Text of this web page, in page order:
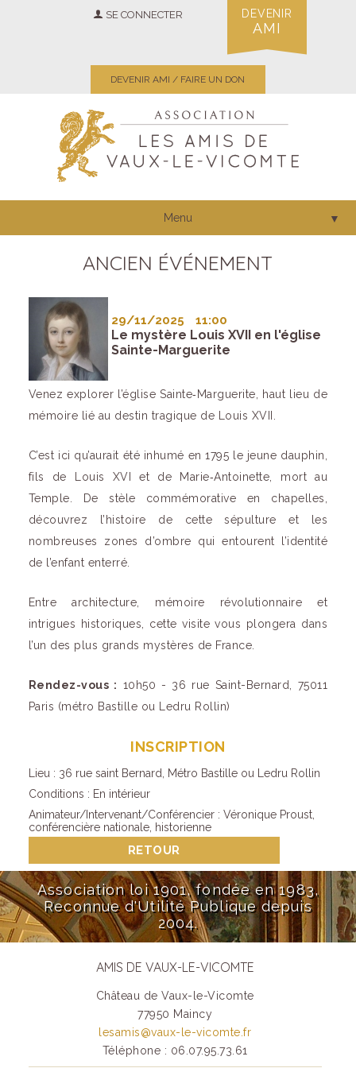
SE CONNECTER DEVENIR
AMI
DEVENIR AMI / FAIRE UN DON
Menu ▼
ANCIEN ÉVÉNEMENT
29/11/2025 11:00
Le mystère Louis XVII en l'église
Sainte-Marguerite
Venez explorer l’égliseSainte‑Marguerite, haut lieu de
mémoire lié au destin tragique de Louis XVII.
C’est ici qu’aurait été inhumé en 1795 le jeune dauphin,
fils de Louis XVI et de Marie‑Antoinette, mort au
Temple. De stèle commémorative en chapelles,
découvrez l’histoire de cette sépulture et les
nombreuses zones d’ombre qui entourent l’identité
de l’enfant enterré.
Entre architecture, mémoire révolutionnaire et
intrigues historiques, cette visite vous plongera dans
l’un des plus grands mystères de France.
Rendez-vous : 10h50 - 36 rue Saint-Bernard, 75011
Paris (métro Bastille ou Ledru Rollin)
INSCRIPTION
Lieu : 36 rue saint Bernard, Métro Bastille ou Ledru Rollin
Conditions : En intérieur
Animateur/Intervenant/Conférencier : Véronique Proust,
conférencière nationale, historienne
RETOUR
Association loi 1901, fondée en 1983,
Reconnue d'Utilité Publique depuis
2004.
AMIS DE VAUX-LE-VICOMTE
Château de Vaux-le-Vicomte
77950 Maincy
lesamis@vaux-le-vicomte.fr
Téléphone : 06.07.95.73.61